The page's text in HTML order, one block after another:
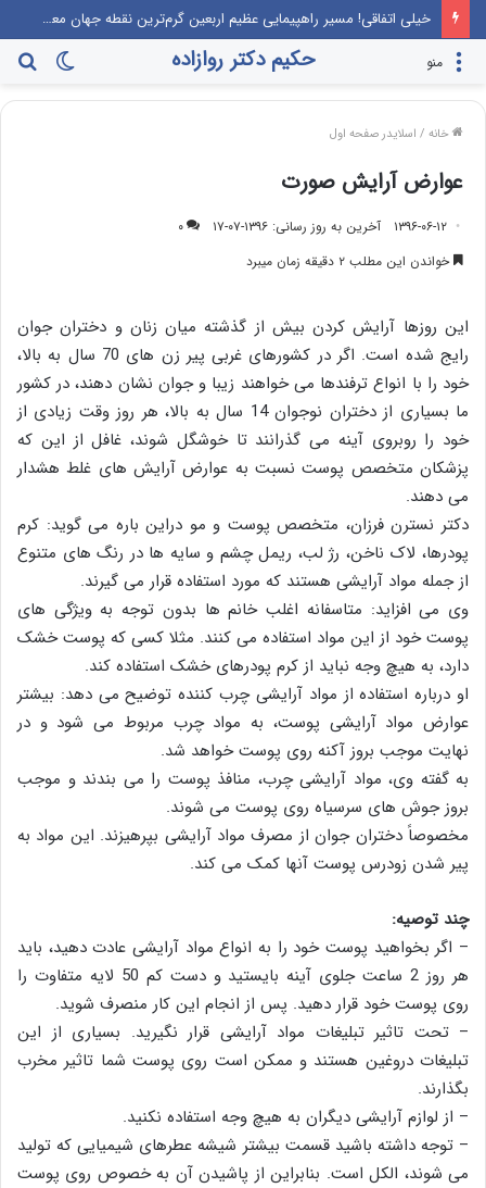
خیلی اتفاقی! مسیر راهپیمایی عظیم اربعین گرم‌ترین نقطه جهان معرفی می‌شود!
تغییر
پوسته
حکیم دکتر روازاده منو
خانه / اسلایدر صفحه اول
عوارض آرایش صورت
۱۳۹۶-۰۶-۱۲ آخرین به روز رسانی: ۱۳۹۶-۰۷-۱۷
۰
خواندن این مطلب ۲ دقیقه زمان میبرد
این روزها آرایش کردن بیش از گذشته میان زنان و دختران جوان
رایج شده است. اگر در کشورهای غربی پیر زن های 70 سال به بالا،
خود را با انواع ترفندها می خواهند زیبا و جوان نشان دهند، در کشور
ما بسیاری از دختران نوجوان 14 سال به بالا، هر روز وقت زیادی از
خود را روبروی آینه می گذرانند تا خوشگل شوند، غافل از این که
پزشکان متخصص پوست نسبت به عوارض آرایش های غلط هشدار
می دهند.
دکتر نسترن فرزان، متخصص پوست و مو دراین باره می گوید: کرم
پودرها، لاک ناخن، رژ لب، ریمل چشم و سایه ها در رنگ های متنوع
از جمله مواد آرایشی هستند که مورد استفاده قرار می گیرند.
وی می افزاید: متاسفانه اغلب خانم ها بدون توجه به ویژگی های
پوست خود از این مواد استفاده می کنند. مثلا کسی که پوست خشک
دارد، به هیچ وجه نباید از کرم پودرهای خشک استفاده کند.
او درباره استفاده از مواد آرایشی چرب کننده توضیح می دهد: بیشتر
عوارض مواد آرایشی پوست، به مواد چرب مربوط می شود و در
نهایت موجب بروز آکنه روی پوست خواهد شد.
به گفته وی، مواد آرایشی چرب، منافذ پوست را می بندند و موجب
بروز جوش های سرسیاه روی پوست می شوند.
مخصوصاً دختران جوان از مصرف مواد آرایشی بپرهیزند. این مواد به
پیر شدن زودرس پوست آنها کمک می کند.
چند توصیه:
– اگر بخواهید پوست خود را به انواع مواد آرایشی عادت دهید، باید
هر روز 2 ساعت جلوی آینه بایستید و دست کم 50 لایه متفاوت را
روی پوست خود قرار دهید. پس از انجام این کار منصرف شوید.
– تحت تاثیر تبلیغات مواد آرایشی قرار نگیرید. بسیاری از این
تبلیغات دروغین هستند و ممکن است روی پوست شما تاثیر مخرب
بگذارند.
– از لوازم آرایشی دیگران به هیچ وجه استفاده نکنید.
– توجه داشته باشید قسمت بیشتر شیشه عطرهای شیمیایی که تولید
می شوند، الکل است. بنابراین از پاشیدن آن به خصوص روی پوست